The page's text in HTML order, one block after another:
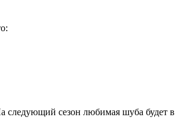
следующий сезон любимая шуба будет в